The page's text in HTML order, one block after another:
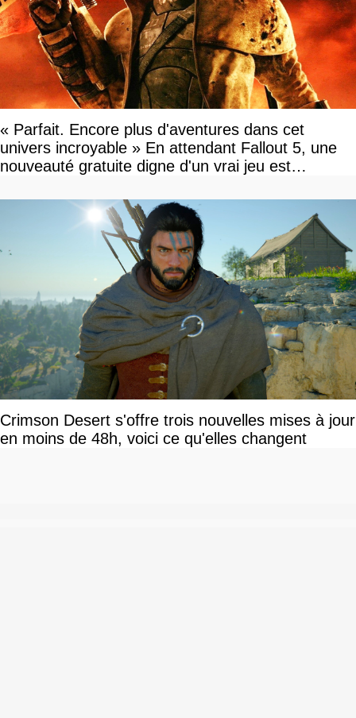
« Parfait. Encore plus d'aventures dans cet
univers incroyable » En attendant Fallout 5, une
nouveauté gratuite digne d'un vrai jeu est
Crimson Desert s'offre trois nouvelles mises à jour
en moins de 48h, voici ce qu'elles changent